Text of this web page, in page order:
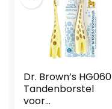
Dr. Brown’s HG060
Tandenborstel
voor